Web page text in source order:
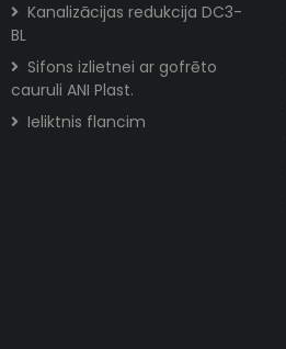
Kanalizācijas redukcija DC3-
BL
Sifons izlietnei ar gofrēto
cauruli ANI Plast.
Ieliktnis flancim